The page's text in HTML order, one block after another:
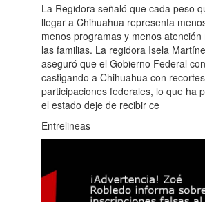
La Regidora señaló que cada peso
llegar a Chihuahua representa
menos programas y menos atención
las familias. La regidora Isela
aseguró que el Gobierno Federal
castigando a Chihuahua con
participaciones federales, lo que ha
el estado deje de recibir ce
Entrelineas